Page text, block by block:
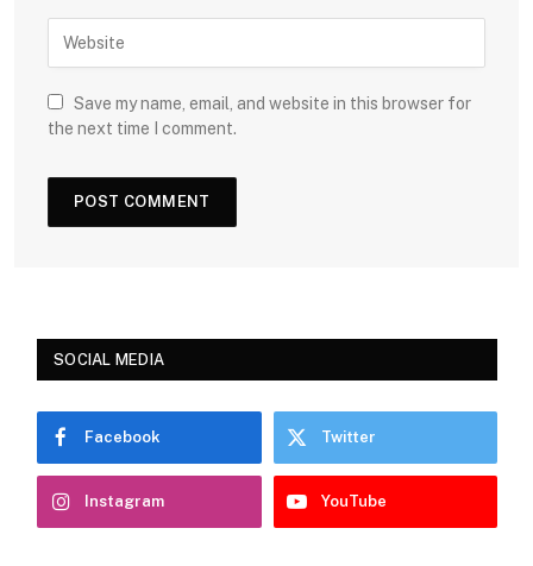
Save my name, email, and website in this browser for
the next time I comment.
SOCIAL MEDIA
Facebook Twitter
Instagram YouTube